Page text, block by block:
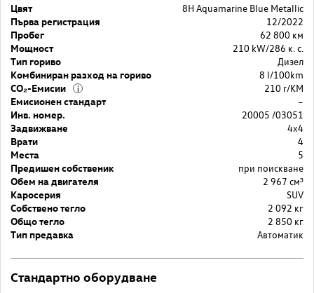
Цвят
8H Aquamarine Blue Metallic
Първа регистрация
12/2022
Пробег
62 800 км
Мощност
210 kW/286 к. с.
Тип гориво
Дизел
Комбиниран разход на гориво
8 l/100km
CO₂-Емисии
i
210 r/KM
Емисионен стандарт
–
Инв. номер.
20005 /03051
Задвижване
4x4
Врати
4
Места
5
Предишен собственик
при поискване
Обем на двигателя
2 967 cм³
Каросерия
SUV
Собствено тегло
2 092 кг
Общо тегло
2 850 кг
Тип предавка
Автоматик
Стандартно оборудване